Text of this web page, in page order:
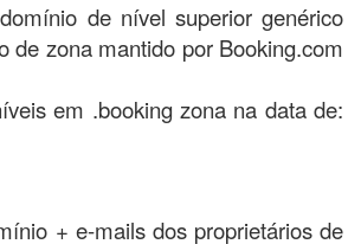
de nível superior genérico
de zona mantido por Booking.com
em .booking zona na data de:
+ e-mails dos proprietários de